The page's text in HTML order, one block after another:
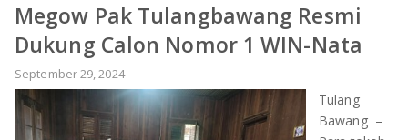
DAERAH
NASIONAL
DAERAH
HUKUM-KRIMINAL
PENDIDIKAN
Megow Pak Tulangbawang Resmi
Dukung Calon Nomor 1 WIN-Nata
September 29, 2024
Tulang
Bawang –